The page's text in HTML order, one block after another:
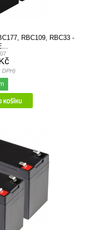
RBC109, RBC33 -
DPH)